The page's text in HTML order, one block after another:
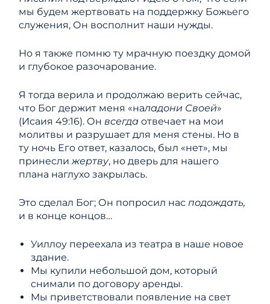
мы будем жертвовать на поддержку Божьего
служения, Он восполнит наши нужды.
Но я также помню ту мрачную поездку домой
и глубокое разочарование.
Я тогда верила и продолжаю верить сейчас,
что Бог держит меня «наладони Своей»
(Исаия 49:16). Онвсегда отвечает на мои
молитвы и разрушает для меня стены. Но в
ту ночь Его ответ, казалось, был «нет», мы
принеслижертву, но дверь для нашего
плана наглухо закрылась.
Это сделал Бог; Он попросил насподождать,
и в конце концов…
Уиллоу переехала из театра в наше новое
здание.
Мы купили небольшой дом, который
снимали по договору аренды.
Мы приветствовали появление на свет